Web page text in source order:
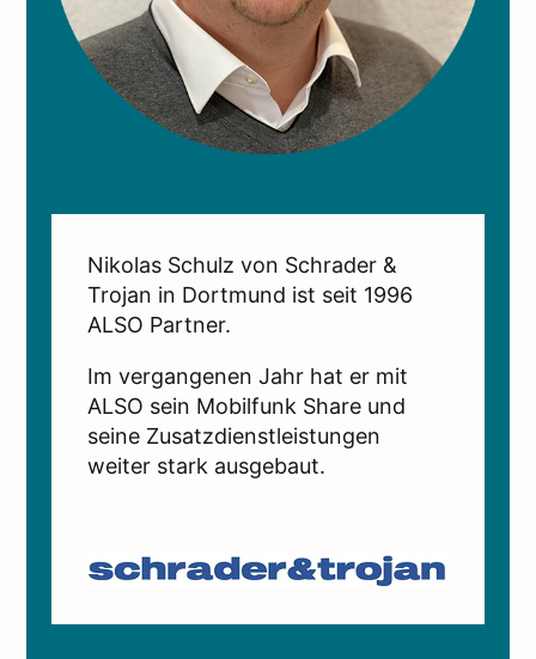
Nikolas Schulz von Schrader &
Trojan in Dortmund ist seit 1996
ALSO Partner.
Im vergangenen Jahr hat er mit
ALSO sein Mobilfunk Share und
seine Zusatzdienstleistungen
weiter stark ausgebaut.